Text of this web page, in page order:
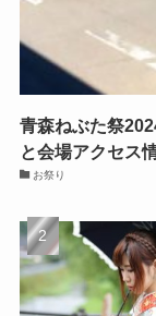
青森ねぶた祭
と会場アクセス
お祭り